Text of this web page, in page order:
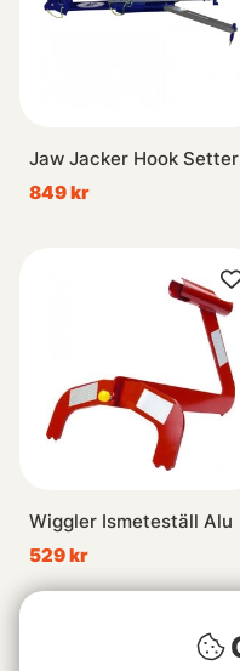
Jaw Jacker Hook Setter
849 kr
Wiggler Ismeteställ Alu
529 kr